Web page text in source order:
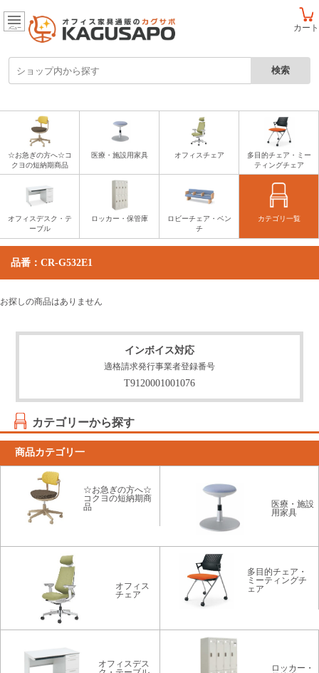
カート
メニュー
☆お急ぎの方へ☆コ
クヨの短納期商品
医療・施設用家具 オフィスチェア
多目的チェア・ミー
ティングチェア
オフィスデスク・テ
ーブル
ロッカー・保管庫
ロビーチェア・ベン
チ
カテゴリ一覧
品番：CR-G532E1
お探しの商品はありません
インボイス対応
適格請求発行事業者登録番号
T9120001001076
カテゴリーから探す
商品カテゴリ一
☆お急ぎの方へ☆
コクヨの短納期商
品
医療・施設
用家具
オフィス
チェア
多目的チェア・
ミーティングチ
ェア
オフィスデス
ロッカー・